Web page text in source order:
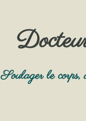
Soulager le corps,